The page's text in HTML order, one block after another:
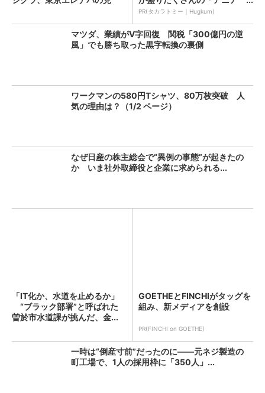
PR(タカラトミー｜Hugkum)
マツダ、業績がV字回復 関税「300億円の逆
風」でも勝ち取った黒字転換の裏側
ワークマンの580円Tシャツ、80万枚突破 人
気の理由は？（1/2 ページ）
なぜ日産の株主総会で“異例の事態”が起きたの
か いま社外取締役と企業に求められる...
「IT化か、水道を止めるか」
“ブラック部署”と呼ばれた
曽於市水道課が挑んだ、金...
GOETHEとFINCHIがタッグを
組み、新メディアを創設
PR(FINCHI on GOETHE)
一時は“倒産寸前”だったのに――元ネジ製造の
町工場で、1人の採用枠に「350人」...